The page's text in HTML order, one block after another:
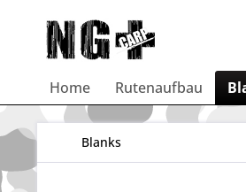
Home Rutenaufbau
Blanks